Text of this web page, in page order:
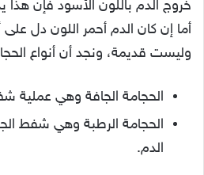
خروج الدم باللون الأسود فإن هذا
أما إن كان الدم أحمر اللون دل
وليست قديمة، ونجد أن أنواع
الحجامة الجافة وهي عملية
الحجامة الرطبة وهي شفط
الدم.